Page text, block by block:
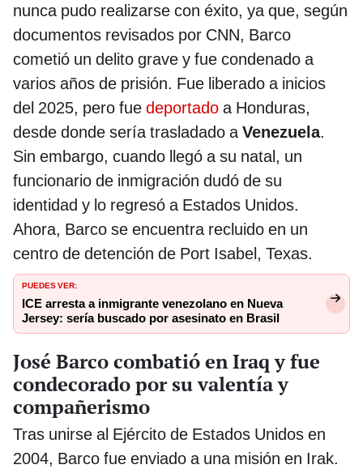
nunca pudo realizarse con éxito, ya que, según
documentos revisados por CNN, Barco
cometió un delito grave y fue condenado a
varios años de prisión. Fue liberado a inicios
del 2025, pero fue deportado a Honduras,
desde donde sería trasladado aVenezuela.
Sin embargo, cuando llegó a su natal, un
funcionario de inmigración dudó de su
identidad y lo regresó a Estados Unidos.
Ahora, Barco se encuentra recluido en un
centro de detención de Port Isabel, Texas.
PUEDES VER:
ICE arresta a inmigrante venezolano en Nueva
Jersey: sería buscado por asesinato en Brasil
José Barco combatió en Iraq y fue
condecorado por su valentía y
compañerismo
Tras unirse al Ejército de Estados Unidos en
2004, Barco fue enviado a una misión en Irak.